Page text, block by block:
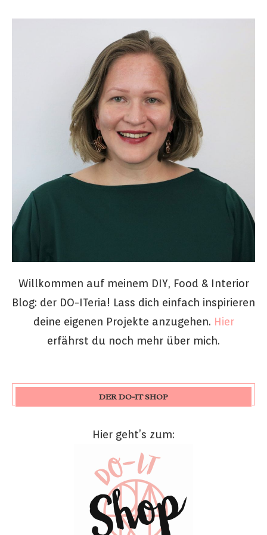
Willkommen auf meinem DIY, Food & Interior
Blog: der DO-ITeria! Lass dich einfach inspirieren
deine eigenen Projekte anzugehen. Hier
erfährst du noch mehr über mich.
DER DO-IT SHOP
Hier geht’s zum: